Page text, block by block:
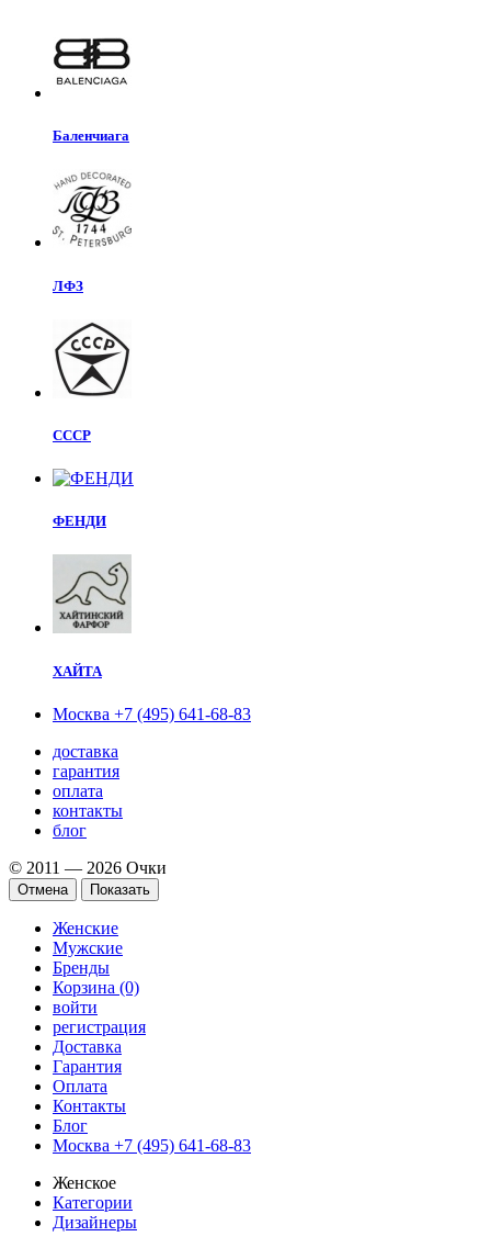
Баленчиага
ЛФЗ
СССР
ФЕНДИ
ХАЙТА
Москва +7 (495) 641-68-83
доставка
гарантия
оплата
контакты
блог
© 2011 — 2026 Очки
Отмена Показать
Женские
Мужские
Бренды
Корзина (0)
войти
регистрация
Доставка
Гарантия
Оплата
Контакты
Блог
Москва +7 (495) 641-68-83
Женское
Категории
Дизайнеры